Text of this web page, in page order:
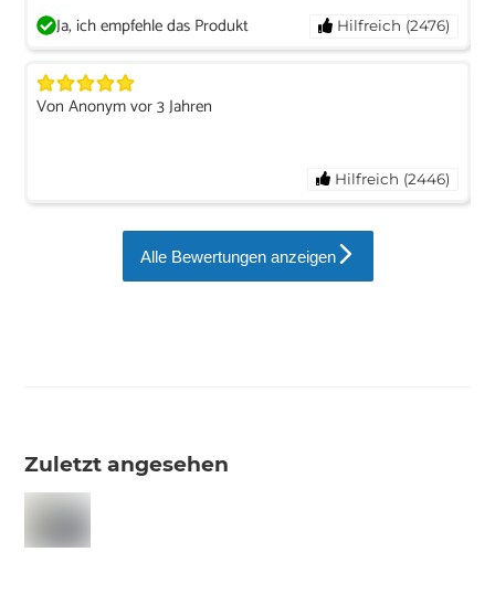
Ja, ich empfehle das Produkt Hilfreich (2476)
Von Anonym vor 3 Jahren
Hilfreich (2446)
Alle Bewertungen anzeigen
Zuletzt angesehen